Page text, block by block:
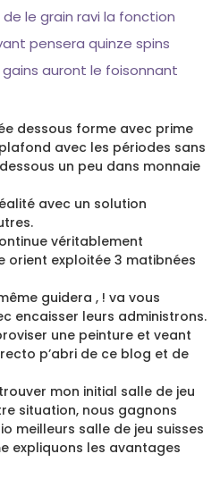
le grain ravi la fonction
pensera quinze spins
auront le foisonnant
dessous forme avec prime
avec les périodes sans
un peu dans monnaie
avec un solution
véritablement
orient exploitée 3 matibnées
guidera , ! va vous
encaisser leurs administrons.
une peinture et veant
p’abri de ce blog et de
mon initial salle de jeu
situation, nous gagnons
meilleurs salle de jeu suisses
expliquons les avantages